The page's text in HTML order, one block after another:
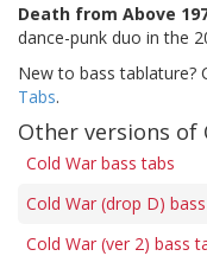
Death from Above
dance-punk duo in the
New to bass tablature?
Tabs.
Other versions of
Cold War bass tabs
Cold War (drop D)
Cold War (ver 2) bass